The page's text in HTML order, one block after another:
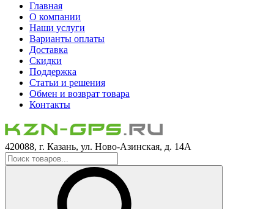
Главная
О компании
Наши услуги
Варианты оплаты
Доставка
Скидки
Поддержка
Статьи и решения
Обмен и возврат товара
Контакты
420088, г. Казань, ул. Ново-Азинская, д. 14А